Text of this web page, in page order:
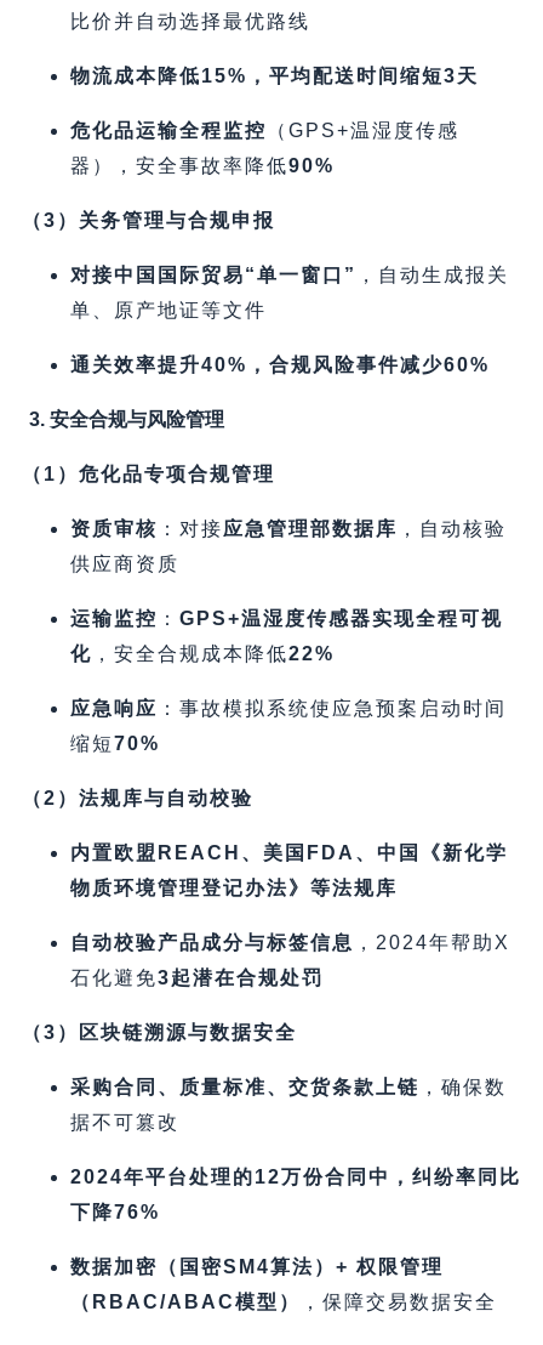
比价并自动选择最优路线
物流成本降低15%，平均配送时间缩短3天
危化品运输全程监控
​（GPS+温湿度传感
器），安全事故率降低90%​
​（3）关务管理与合规申报
对接中国国际贸易“单一窗口”​ ，自动生成报关
单、原产地证等文件
通关效率提升40%，合规风险事件减少60%​
3. 安全合规与风险管理
​（1）危化品专项合规管理
资质审核 ​：对接应急管理部数据库 ，自动核验
供应商资质
运输监控 ​：​ GPS+温湿度传感器实现全程可视
化 ，安全合规成本降低22%​
应急响应 ​：事故模拟系统使应急预案启动时间
缩短70%​
​（2）法规库与自动校验
内置欧盟REACH、美国FDA、中国《新化学
物质环境管理登记办法》等法规库
自动校验产品成分与标签信息 ，2024年帮助X
石化避免3起潜在合规处罚
​（3）区块链溯源与数据安全
采购合同、质量标准、交货条款上链 ，确保数
据不可篡改
2024年平台处理的12万份合同中，纠纷率同比
下降76%​
数据加密（国密SM4算法）+ 权限管理
（RBAC/ABAC模型）​
，保障交易数据安全